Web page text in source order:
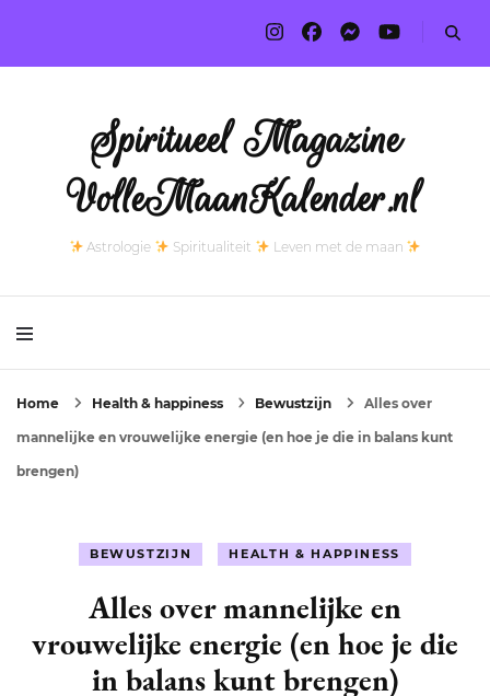
Spiritueel Magazine
VolleMaanKalender.nl
Astrologie Spiritualiteit Leven met de maan
Home Health & happiness Bewustzijn Alles over
mannelijke en vrouwelijke energie (en hoe je die in balans kunt
brengen)
BEWUSTZIJN HEALTH & HAPPINESS
Alles over mannelijke en
vrouwelijke energie (en hoe je die
in balans kunt brengen)